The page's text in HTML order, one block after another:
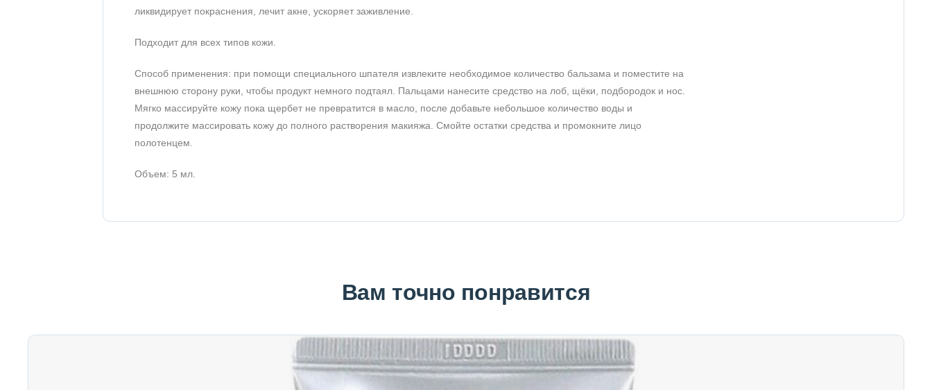
ликвидирует покраснения, лечит акне, ускоряет заживление.
Подходит для всех типов кожи.
Способ применения: при помощи специального шпателя извлеките необходимое количество бальзама и поместите на
внешнюю сторону руки, чтобы продукт немного подтаял. Пальцами нанесите средство на лоб, щёки, подбородок и нос.
Мягко массируйте кожу пока щербет не превратится в масло, после добавьте небольшое количество воды и
продолжите массировать кожу до полного растворения макияжа. Смойте остатки средства и промокните лицо
полотенцем.
Объем: 5 мл.
Вам точно понравится